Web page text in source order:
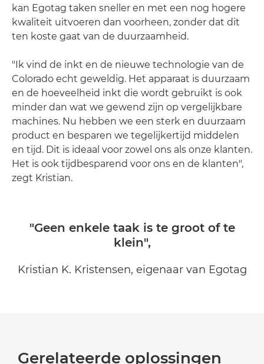
kan Egotag taken sneller en met een nog hogere
kwaliteit uitvoeren dan voorheen, zonder dat dit
ten koste gaat van de duurzaamheid.
"Ik vind de inkt en de nieuwe technologie van de
Colorado echt geweldig. Het apparaat is duurzaam
en de hoeveelheid inkt die wordt gebruikt is ook
minder dan wat we gewend zijn op vergelijkbare
machines. Nu hebben we een sterk en duurzaam
product en besparen we tegelijkertijd middelen
en tijd. Dit is ideaal voor zowel ons als onze klanten.
Het is ook tijdbesparend voor ons en de klanten",
zegt Kristian.
"Geen enkele taak is te groot of te
klein",
Kristian K. Kristensen, eigenaar van Egotag
Gerelateerde oplossingen